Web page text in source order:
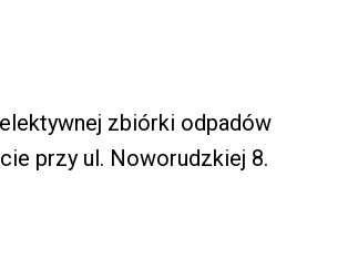
zbiórki odpadów
przy ul. Noworudzkiej 8.